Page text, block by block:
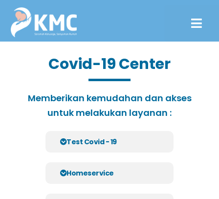
Covid-19 Center
Memberikan kemudahan dan akses
untuk melakukan layanan :
Test Covid - 19
Homeservice